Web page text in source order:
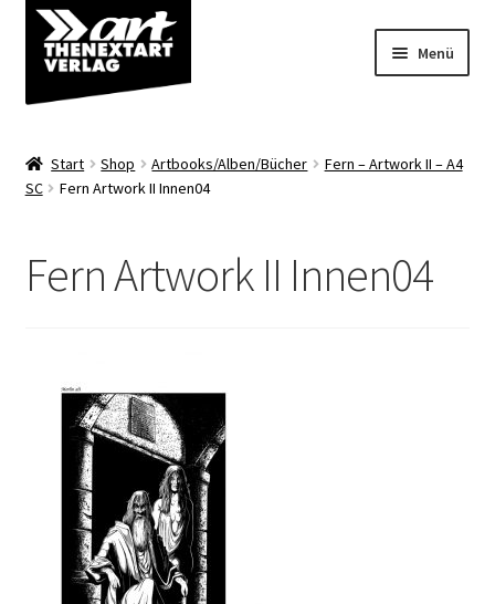
Zur
Navigation
springen
Zum
Inhalt
springen
Menü
Shop
Start Shop Artbooks/Alben/Bücher
Fern – Artwork II – A4
SC
Fern Artwork II Innen04
Fern Artwork II Innen04